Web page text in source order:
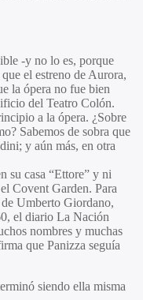
-y no lo es, porque
que el estreno de Aurora,
la ópera no fue bien
del Teatro Colón.
a la ópera. ¿Sobre
Sabemos de sobra que
; y aún más, en otra
su casa “Ettore” y ni
Covent Garden. Para
Umberto Giordano,
el diario La Nación
nombres y muchas
que Panizza seguía
siendo ella misma